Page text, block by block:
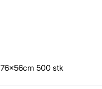
500 stk